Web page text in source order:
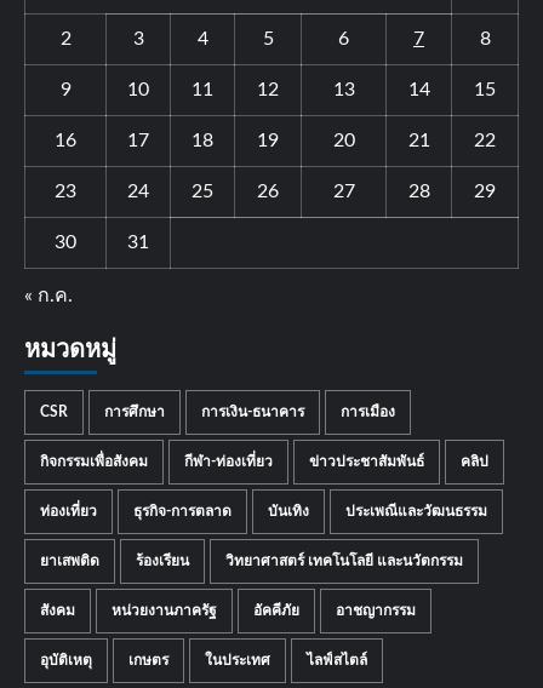
2 3 4 5 6 7 8
9 10 11 12 13 14 15
16 17 18 19 20 21 22
23 24 25 26 27 28 29
30 31
« ก.ค.
หมวดหมู่
CSR การศึกษา การเงิน-ธนาคาร การเมือง
กิจกรรมเพื่อสังคม กีฬา-ท่องเที่ยว ข่าวประชาสัมพันธ์ คลิป
ท่องเที่ยว ธุรกิจ-การตลาด บันเทิง ประเพณีและวัฒนธรรม
ยาเสพติด ร้องเรียน วิทยาศาสตร์ เทคโนโลยี และนวัตกรรม
สังคม หน่วยงานภาครัฐ อัคคีภัย อาชญากรรม
อุบัติเหตุ เกษตร ในประเทศ ไลฟ์สไตล์